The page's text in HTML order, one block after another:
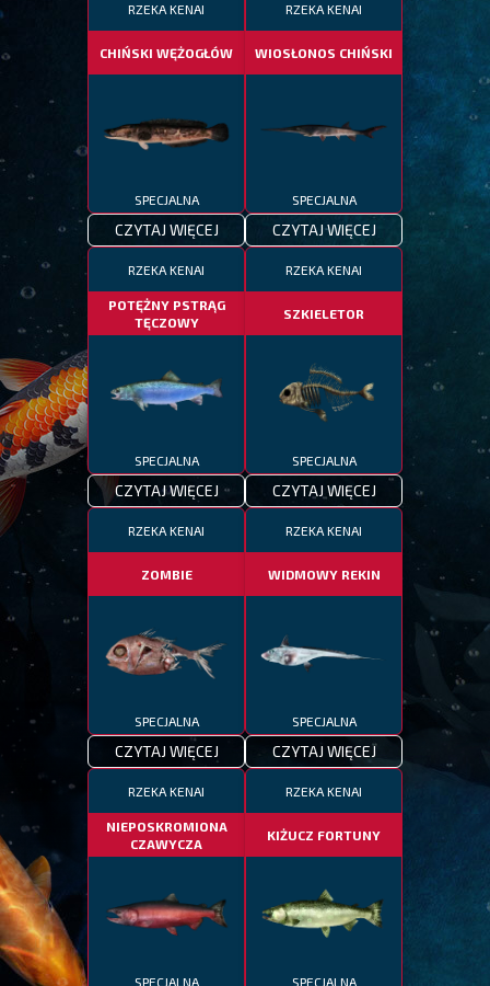
RZEKA KENAI
CHIŃSKI WĘŻOGŁÓW
SPECJALNA
CZYTAJ WIĘCEJ
RZEKA KENAI
WIOSŁONOS CHIŃSKI
SPECJALNA
CZYTAJ WIĘCEJ
RZEKA KENAI
POTĘŻNY PSTRĄG
TĘCZOWY
SPECJALNA
CZYTAJ WIĘCEJ
RZEKA KENAI
SZKIELETOR
SPECJALNA
CZYTAJ WIĘCEJ
RZEKA KENAI
ZOMBIE
SPECJALNA
CZYTAJ WIĘCEJ
RZEKA KENAI
WIDMOWY REKIN
SPECJALNA
CZYTAJ WIĘCEJ
RZEKA KENAI
NIEPOSKROMIONA
CZAWYCZA
SPECJALNA
RZEKA KENAI
KIŻUCZ FORTUNY
SPECJALNA